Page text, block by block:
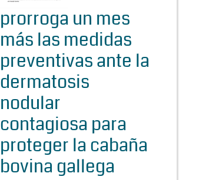
prorroga un mes
más las medidas
preventivas ante la
dermatosis
nodular
contagiosa para
proteger la cabaña
bovina gallega